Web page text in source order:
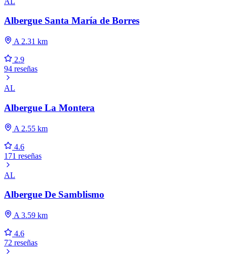
Albergue Santa María de Borres
A 2.31 km
2.9
94 reseñas
AL
Albergue La Montera
A 2.55 km
4.6
171 reseñas
AL
Albergue De Samblismo
A 3.59 km
4.6
72 reseñas